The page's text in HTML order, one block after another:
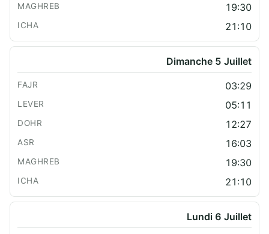
19:30
21:10
Dimanche 5 Juillet
03:29
05:11
12:27
16:03
19:30
21:10
Lundi 6 Juillet